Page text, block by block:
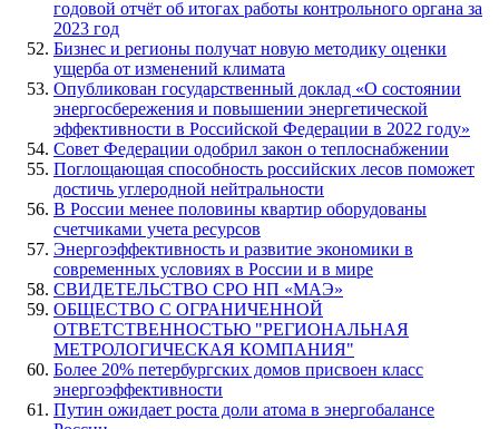
годовой отчёт об итогах работы контрольного органа за
2023 год
Бизнес и регионы получат новую методику оценки
ущерба от изменений климата
Опубликован государственный доклад «О состоянии
энергосбережения и повышении энергетической
эффективности в Российской Федерации в 2022 году»
Совет Федерации одобрил закон о теплоснабжении
Поглощающая способность российских лесов поможет
достичь углеродной нейтральности
В России менее половины квартир оборудованы
счетчиками учета ресурсов
Энергоэффективность и развитие экономики в
современных условиях в России и в мире
СВИДЕТЕЛЬСТВО СРО НП «МАЭ»
ОБЩЕСТВО С ОГРАНИЧЕННОЙ
ОТВЕТСТВЕННОСТЬЮ "РЕГИОНАЛЬНАЯ
МЕТРОЛОГИЧЕСКАЯ КОМПАНИЯ"
Более 20% петербургских домов присвоен класс
энергоэффективности
Путин ожидает роста доли атома в энергобалансе